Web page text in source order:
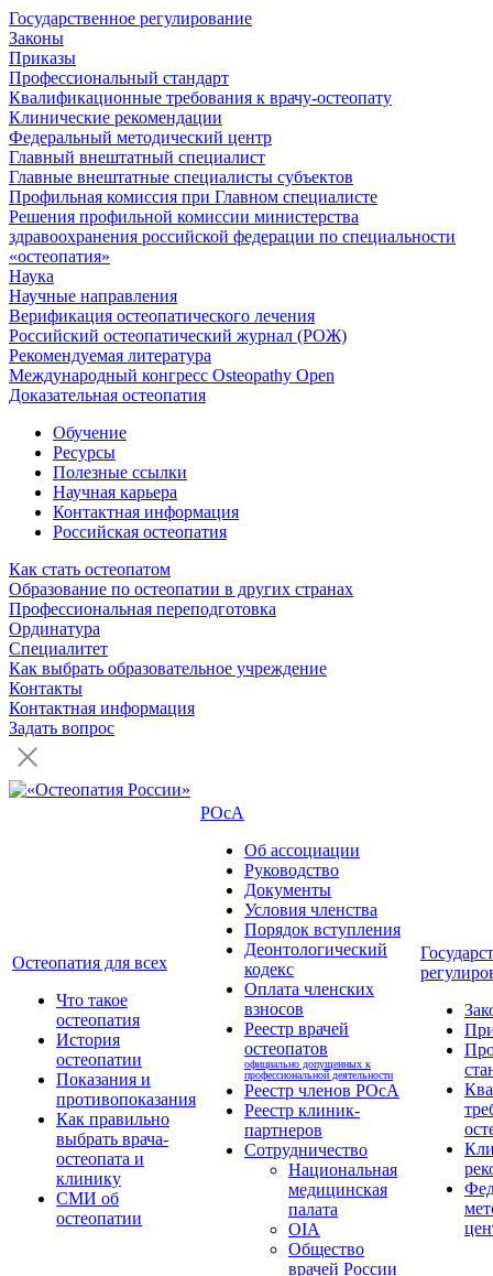
Государственное регулирование
Законы
Приказы
Профессиональный стандарт
Квалификационные требования к врачу-остеопату
Клинические рекомендации
Федеральный методический центр
Главный внештатный специалист
Главные внештатные специалисты субъектов
Профильная комиссия при Главном специалисте
Решения профильной комиссии министерства
здравоохранения российской федерации по специальности
«остеопатия»
Наука
Научные направления
Верификация остеопатического лечения
Российский остеопатический журнал (РОЖ)
Рекомендуемая литература
Международный конгресс Osteopathy Open
Доказательная остеопатия
Обучение
Ресурсы
Полезные ссылки
Научная карьера
Контактная информация
Российская остеопатия
Как стать остеопатом
Образование по остеопатии в других странах
Профессиональная переподготовка
Ординатура
Специалитет
Как выбрать образовательное учреждение
Контакты
Контактная информация
Задать вопрос
Остеопатия для всех
Что такое
остеопатия
История
остеопатии
Показания и
противопоказания
Как правильно
выбрать врача-
остеопата и
клинику
СМИ об
остеопатии
РОсА
Об ассоциации
Руководство
Документы
Условия членства
Порядок вступления
Деонтологический
кодекс
Оплата членских
взносов
Реестр врачей
остеопатов
официально допущенных к
профессиональной деятельности
Реестр членов РОсА
Реестр клиник-
партнеров
Сотрудничество
Национальная
медицинская
палата
OIA
Общество
врачей России